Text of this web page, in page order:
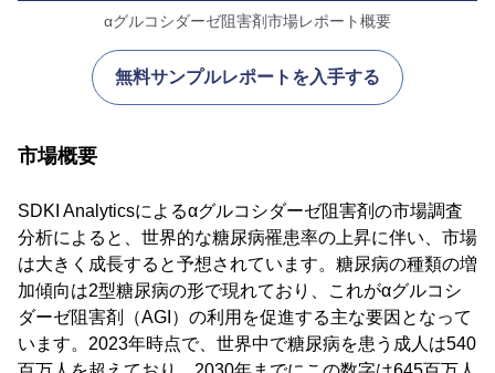
αグルコシダーゼ阻害剤市場レポート概要
無料サンプルレポートを入手する
市場概要
SDKI Analyticsによるαグルコシダーゼ阻害剤の市場調査
分析によると、世界的な糖尿病罹患率の上昇に伴い、市場
は大きく成長すると予想されています。糖尿病の種類の増
加傾向は2型糖尿病の形で現れており、これがαグルコシ
ダーゼ阻害剤（AGI）の利用を促進する主な要因となって
います。2023年時点で、世界中で糖尿病を患う成人は540